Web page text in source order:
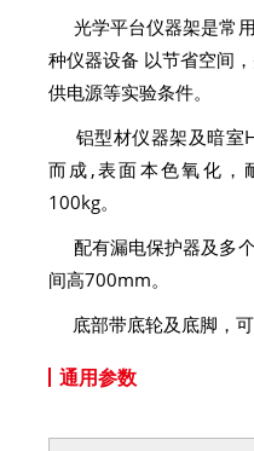
光学平台仪器架是常
种仪器设备 以节省空间
供电源等实验条件。
铝型材仪器架及暗室
而成,表面本色氧化，
100kg。
配有漏电保护器及多
间高700mm。
底部带底轮及底脚，可
通用参数